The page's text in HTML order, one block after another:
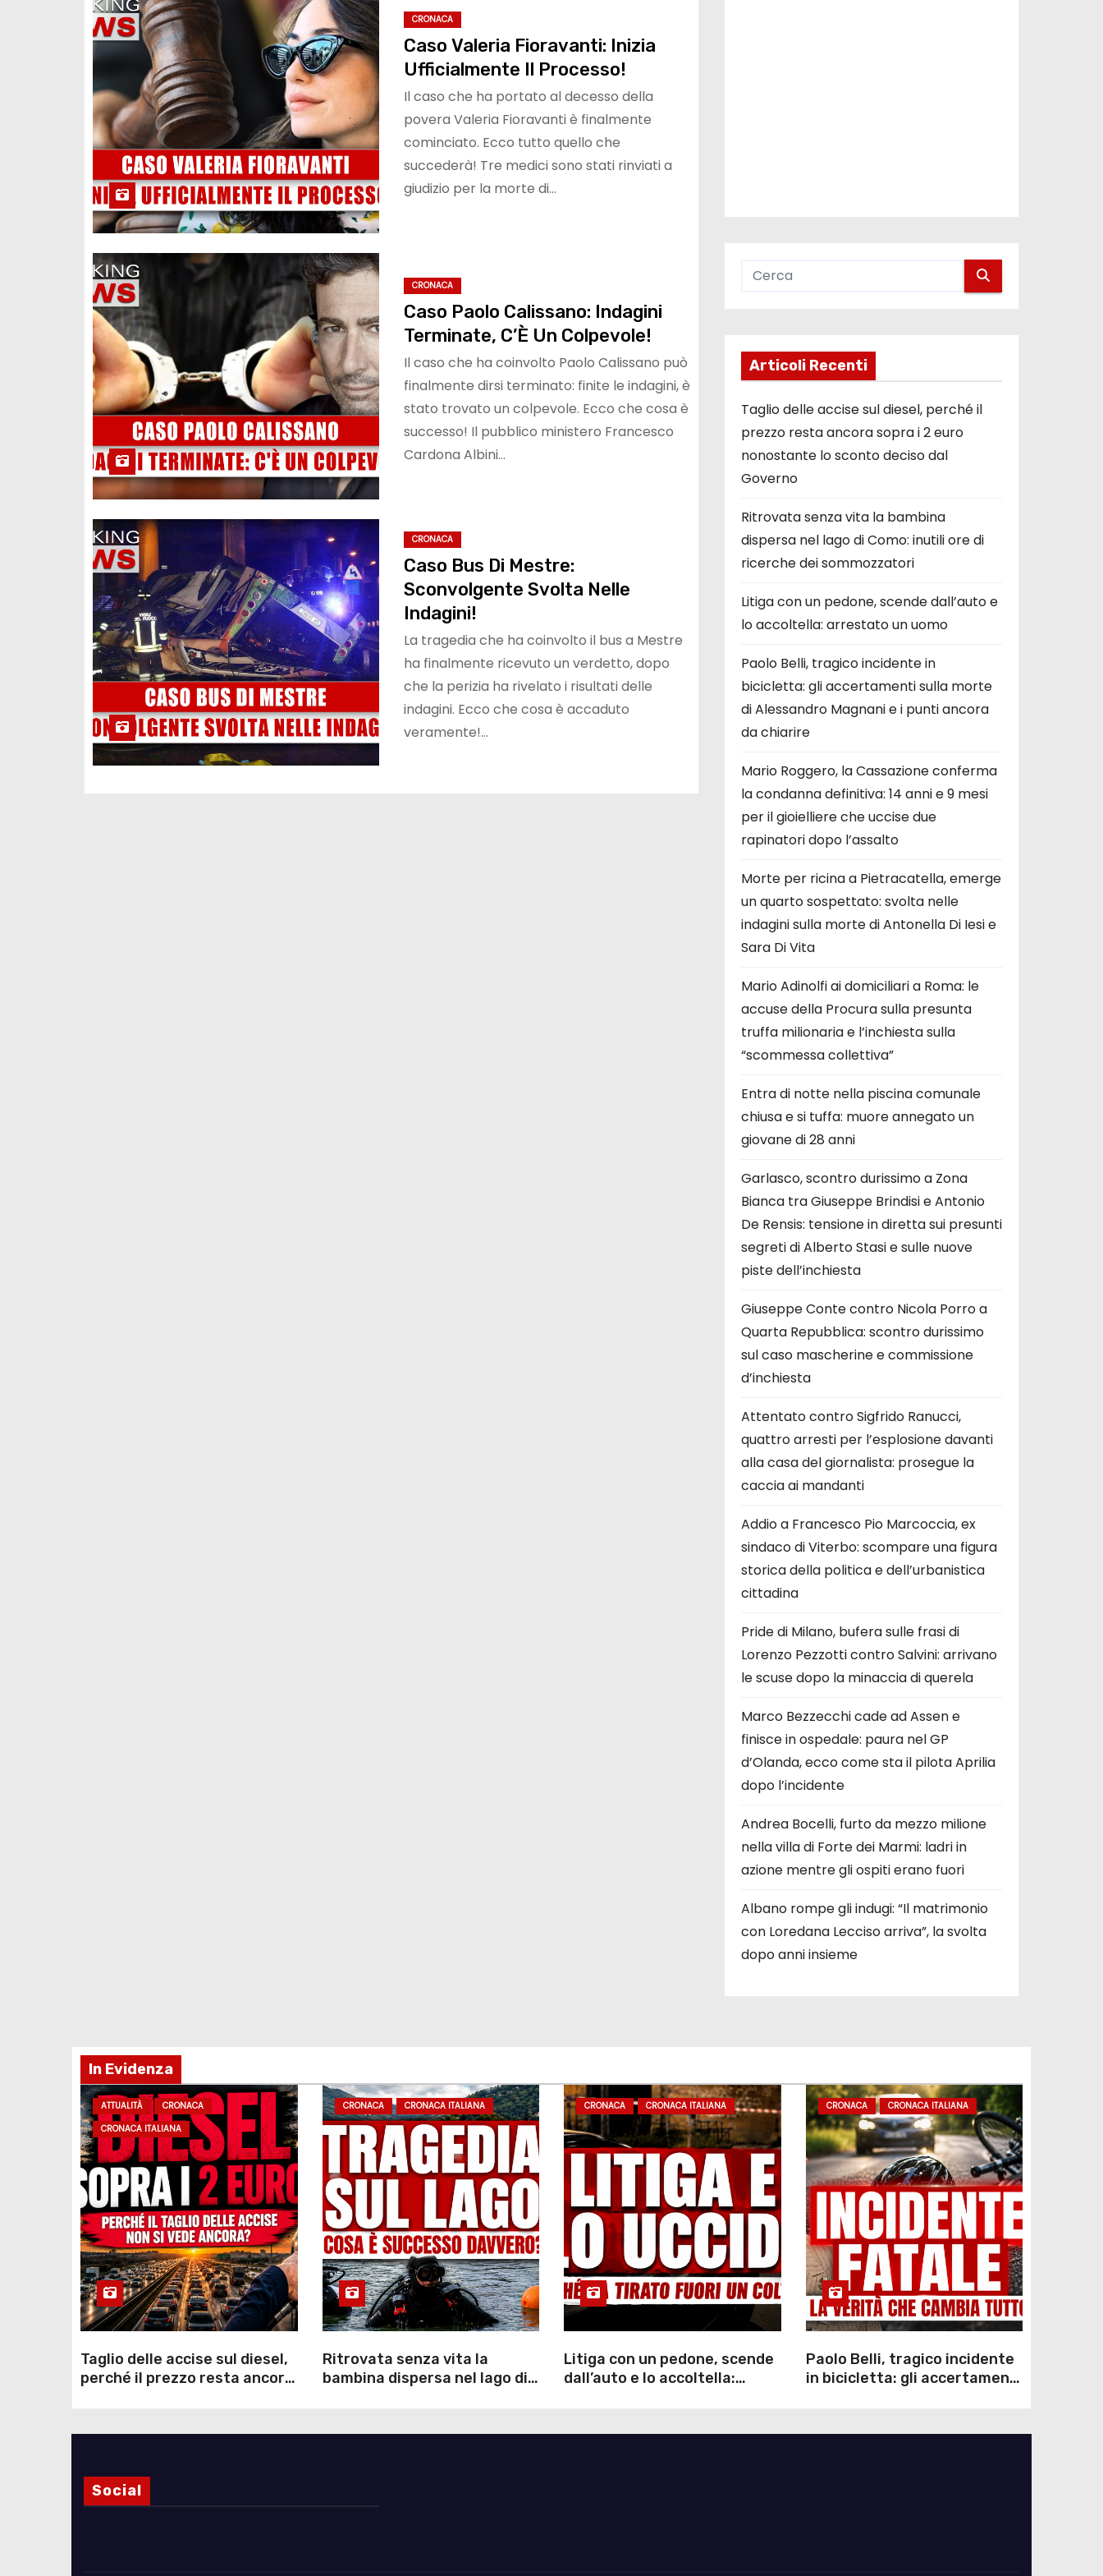
CRONACA
Caso Valeria Fioravanti: Inizia
Ufficialmente Il Processo!
Il caso che ha portato al decesso della
povera Valeria Fioravanti è finalmente
cominciato. Ecco tutto quello che
succederà! Tre medici sono stati rinviati a
giudizio per la morte di…
CRONACA
Caso Paolo Calissano: Indagini
Terminate, C’È Un Colpevole!
Il caso che ha coinvolto Paolo Calissano può
finalmente dirsi terminato: finite le indagini, è
stato trovato un colpevole. Ecco che cosa è
successo! Il pubblico ministero Francesco
Cardona Albini…
CRONACA
Caso Bus Di Mestre:
Sconvolgente Svolta Nelle
Indagini!
La tragedia che ha coinvolto il bus a Mestre
ha finalmente ricevuto un verdetto, dopo
che la perizia ha rivelato i risultati delle
indagini. Ecco che cosa è accaduto
veramente!…
Articoli Recenti
Taglio delle accise sul diesel, perché il
prezzo resta ancora sopra i 2 euro
nonostante lo sconto deciso dal
Governo
Ritrovata senza vita la bambina
dispersa nel lago di Como: inutili ore di
ricerche dei sommozzatori
Litiga con un pedone, scende dall’auto e
lo accoltella: arrestato un uomo
Paolo Belli, tragico incidente in
bicicletta: gli accertamenti sulla morte
di Alessandro Magnani e i punti ancora
da chiarire
Mario Roggero, la Cassazione conferma
la condanna definitiva: 14 anni e 9 mesi
per il gioielliere che uccise due
rapinatori dopo l’assalto
Morte per ricina a Pietracatella, emerge
un quarto sospettato: svolta nelle
indagini sulla morte di Antonella Di Iesi e
Sara Di Vita
Mario Adinolfi ai domiciliari a Roma: le
accuse della Procura sulla presunta
truffa milionaria e l’inchiesta sulla
“scommessa collettiva”
Entra di notte nella piscina comunale
chiusa e si tuffa: muore annegato un
giovane di 28 anni
Garlasco, scontro durissimo a Zona
Bianca tra Giuseppe Brindisi e Antonio
De Rensis: tensione in diretta sui presunti
segreti di Alberto Stasi e sulle nuove
piste dell’inchiesta
Giuseppe Conte contro Nicola Porro a
Quarta Repubblica: scontro durissimo
sul caso mascherine e commissione
d’inchiesta
Attentato contro Sigfrido Ranucci,
quattro arresti per l’esplosione davanti
alla casa del giornalista: prosegue la
caccia ai mandanti
Addio a Francesco Pio Marcoccia, ex
sindaco di Viterbo: scompare una figura
storica della politica e dell’urbanistica
cittadina
Pride di Milano, bufera sulle frasi di
Lorenzo Pezzotti contro Salvini: arrivano
le scuse dopo la minaccia di querela
Marco Bezzecchi cade ad Assen e
finisce in ospedale: paura nel GP
d’Olanda, ecco come sta il pilota Aprilia
dopo l’incidente
Andrea Bocelli, furto da mezzo milione
nella villa di Forte dei Marmi: ladri in
azione mentre gli ospiti erano fuori
Albano rompe gli indugi: “Il matrimonio
con Loredana Lecciso arriva”, la svolta
dopo anni insieme
In Evidenza
ATTUALITÀ
CRONACA
CRONACA ITALIANA
Taglio delle accise sul diesel,
perché il prezzo resta ancora
CRONACA CRONACA ITALIANA
Ritrovata senza vita la
bambina dispersa nel lago di
CRONACA CRONACA ITALIANA
Litiga con un pedone, scende
dall’auto e lo accoltella:
CRONACA CRONACA ITALIANA
Paolo Belli, tragico incidente
in bicicletta: gli accertamenti
chiarire
Social